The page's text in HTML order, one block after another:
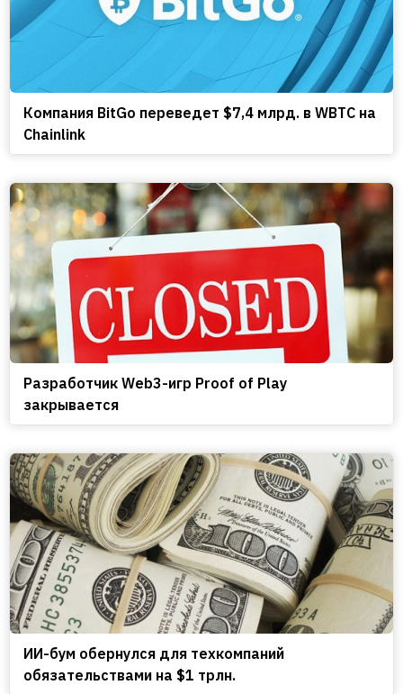
Компания BitGo переведет $7,4 млрд. в WBTC на
Chainlink
Разработчик Web3-игр Proof of Play
закрывается
ИИ-бум обернулся для техкомпаний
обязательствами на $1 трлн.